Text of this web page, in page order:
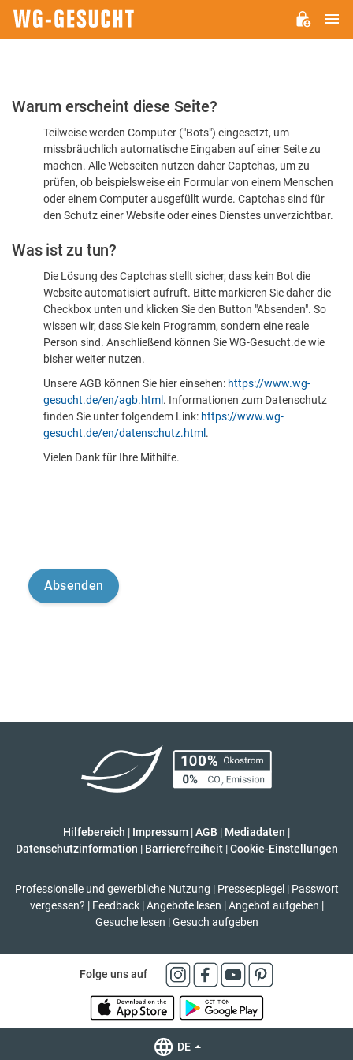
Bitte
dass
sind
Warum erscheint diese Seite?
Teilweise werden Computer ("Bots") eingesetzt, um
missbräuchlich automatische Eingaben auf einer Seite zu
machen. Alle Webseiten nutzen daher Captchas, um zu
prüfen, ob beispielsweise ein Formular von einem Menschen
oder einem Computer ausgefüllt wurde. Captchas sind für
den Schutz einer Website oder eines Dienstes unverzichtbar.
Was ist zu tun?
Die Lösung des Captchas stellt sicher, dass kein Bot die
Website automatisiert aufruft. Bitte markieren Sie daher die
Checkbox unten und klicken Sie den Button "Absenden". So
wissen wir, dass Sie kein Programm, sondern eine reale
Person sind. Anschließend können Sie WG-Gesucht.de wie
bisher weiter nutzen.
Unsere AGB können Sie hier einsehen: https://www.wg-
gesucht.de/en/agb.html . Informationen zum Datenschutz
finden Sie unter folgendem Link: https://www.wg-
gesucht.de/en/datenschutz.html .
Vielen Dank für Ihre Mithilfe.
Hilfebereich | Impressum |AGB | Mediadaten |
Datenschutzinformation | Barrierefreiheit | Cookie-Einstellungen
Professionelle und gewerbliche Nutzung | Pressespiegel | Passwort
vergessen? | Feedback | Angebote lesen | Angebot aufgeben |
Gesuche lesen | Gesuch aufgeben
Folge uns auf
DE